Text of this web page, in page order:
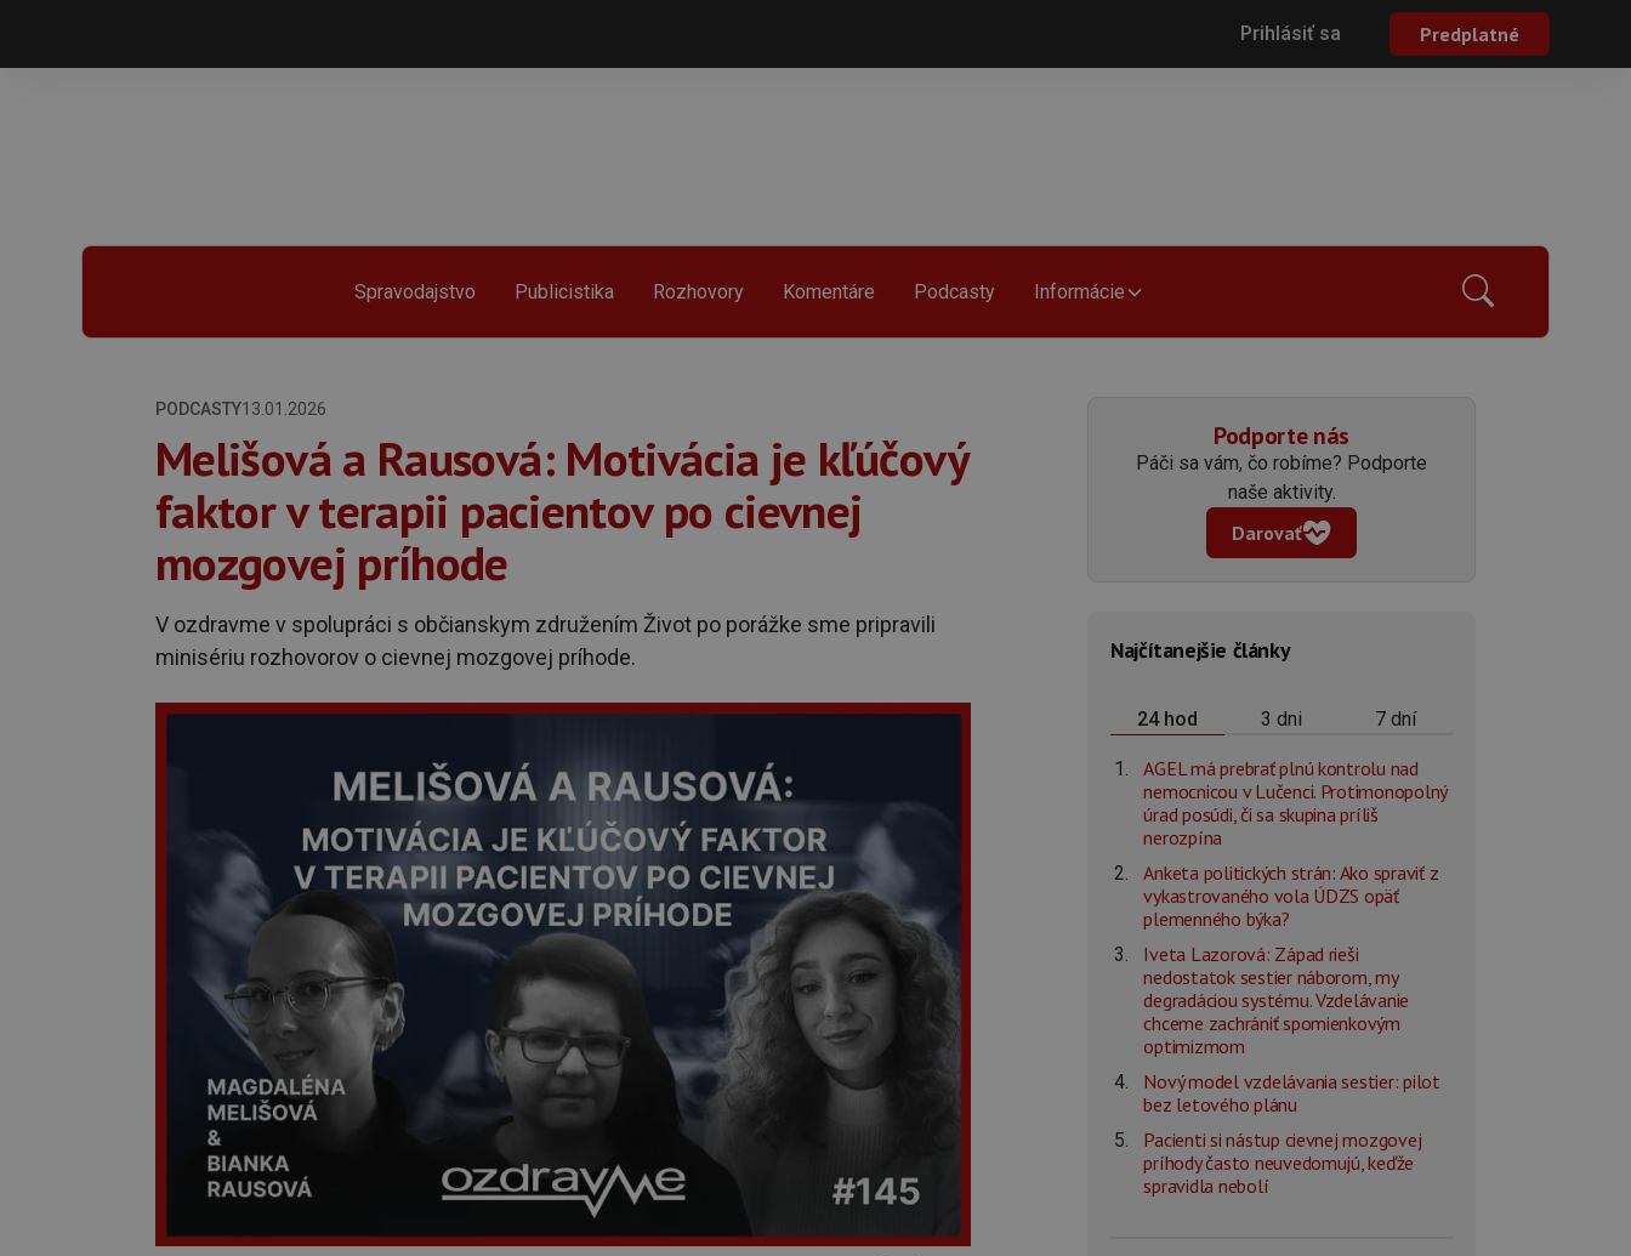
Prihlásiť sa Predplatné
Spravodajstvo Publicistika Rozhovory Komentáre Podcasty Informácie
PODCASTY13.01.2026
Melišová a Rausová: Motivácia je kľúčový
faktor v terapii pacientov po cievnej
mozgovej príhode
V ozdravme v spolupráci s občianskym združením Život po porážke sme pripravili
minisériu rozhovorov o cievnej mozgovej príhode.
Podporte nás
Páči sa vám, čo robíme? Podporte
naše aktivity.
Darovať
Najčítanejšie články
24 hod 3 dni 7 dní
AGEL má prebrať plnú kontrolu nad
nemocnicou v Lučenci. Protimonopolný
úrad posúdi, či sa skupina príliš
nerozpína
Anketa politických strán: Ako spraviť z
vykastrovaného vola ÚDZS opäť
plemenného býka?
Iveta Lazorová: Západ rieši
nedostatok sestier náborom, my
degradáciou systému. Vzdelávanie
chceme zachrániť spomienkovým
optimizmom
Nový model vzdelávania sestier: pilot
bez letového plánu
Pacienti si nástup cievnej mozgovej
príhody často neuvedomujú, keďže
spravidla nebolí